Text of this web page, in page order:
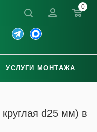
0
УСЛУГИ МОНТАЖА
d25 мм) в